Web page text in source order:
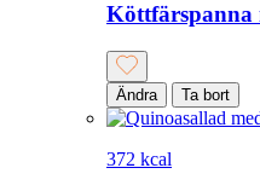
Köttfärspanna
Ändra Ta bort
372 kcal